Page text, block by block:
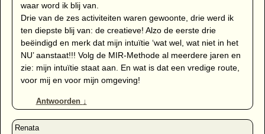
waar word ik blij van.
Drie van de zes activiteiten waren gewoonte, drie werd ik
ten diepste blij van: de creatieve! Alzo de eerste drie
beëindigd en merk dat mijn intuïtie ‘wat wel, wat niet in het
NU’ aanstaat!!! Volg de MIR-Methode al meerdere jaren en
zie: mijn intuïtie staat aan. En wat is dat een vredige route,
voor mij en voor mijn omgeving!
Antwoorden ↓